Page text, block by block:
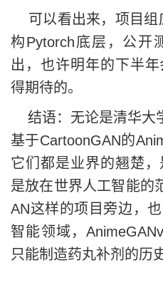
可以看出来，项目组
构Pytorch底层，公开
出，也许明年的下半
得期待的。
结语：无论是清华大
基于CartoonGAN的
它们都是业界的翘楚
是放在世界人工智能的
AN这样的项目旁边，
智能领域，
只能制造药丸补剂的历